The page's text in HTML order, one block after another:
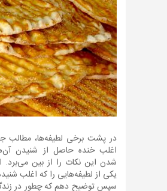
در پشت برخی لطیفه‌ها، مطالب
اغلب خنده حاصل از شنیدن
شدن این نکات را از بین می‌برد.
یکی از لطیفه‌هایی را که اغلب
سپس توضیح دهم که چطور در